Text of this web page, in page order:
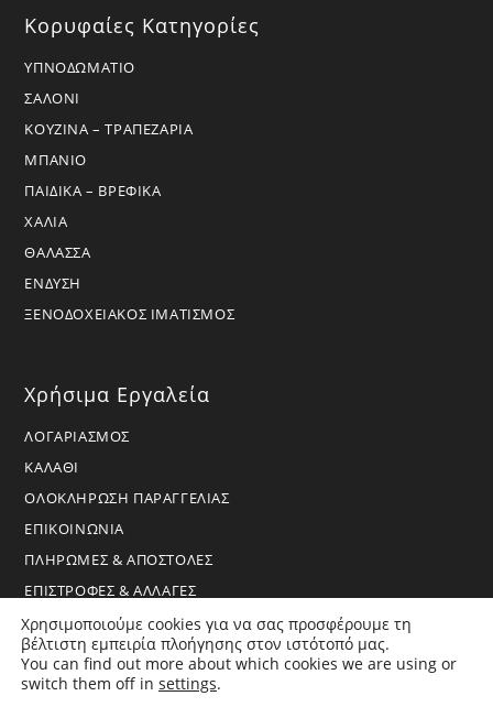
Κορυφαίες Κατηγορίες
ΥΠΝΟΔΩΜΑΤΙΟ
ΣΑΛΟΝΙ
ΚΟΥΖΙΝΑ – ΤΡΑΠΕΖΑΡΙΑ
ΜΠΑΝΙΟ
ΠΑΙΔΙΚΑ – ΒΡΕΦΙΚΑ
ΧΑΛΙΑ
ΘΑΛΑΣΣΑ
ΕΝΔΥΣΗ
ΞΕΝΟΔΟΧΕΙΑΚΟΣ ΙΜΑΤΙΣΜΟΣ
Χρήσιμα Εργαλεία
ΛΟΓΑΡΙΑΣΜΟΣ
ΚΑΛΑΘΙ
ΟΛΟΚΛΗΡΩΣΗ ΠΑΡΑΓΓΕΛΙΑΣ
ΕΠΙΚΟΙΝΩΝΙΑ
ΠΛΗΡΩΜΕΣ & ΑΠΟΣΤΟΛΕΣ
ΕΠΙΣΤΡΟΦΕΣ & ΑΛΛΑΓΕΣ
ΟΡΟΙ ΧΡΗΣΗΣ & ΑΠΟΡΡΗΤΟ
Χρησιμοποιούμε cookies για να σας προσφέρουμε τη
βέλτιστη εμπειρία πλοήγησης στον ιστότοπό μας.
You can find out more about which cookies we are using or
switch them off in settings.